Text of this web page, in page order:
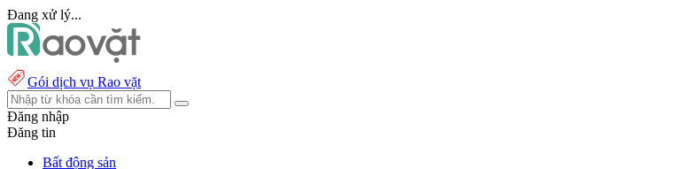
Đang xử lý...
Gói dịch vụ Rao vặt
Đăng nhập
Đăng tin
Bất động sản